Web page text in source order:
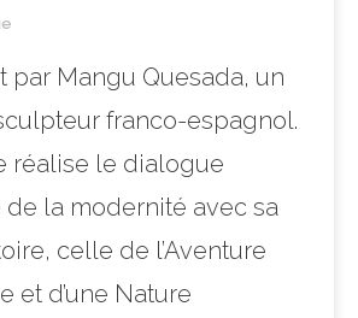
par Mangu Quesada, un
franco-espagnol.
réalise le dialogue
de la modernité avec sa
celle de l’Aventure
et d’une Nature